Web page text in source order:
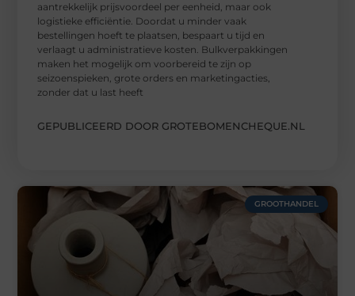
aantrekkelijk prijsvoordeel per eenheid, maar ook
logistieke efficiëntie. Doordat u minder vaak
bestellingen hoeft te plaatsen, bespaart u tijd en
verlaagt u administratieve kosten. Bulkverpakkingen
maken het mogelijk om voorbereid te zijn op
seizoenspieken, grote orders en marketingacties,
zonder dat u last heeft
GEPUBLICEERD DOOR GROTEBOMENCHEQUE.NL
GROOTHANDEL